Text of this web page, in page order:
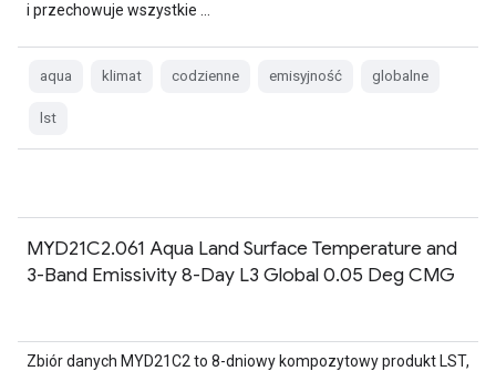
i przechowuje wszystkie …
aqua klimat codzienne emisyjność globalne
lst
MYD21C2.061 Aqua Land Surface Temperature and
3-Band Emissivity 8-Day L3 Global 0.05 Deg CMG
Zbiór danych MYD21C2 to 8-dniowy kompozytowy produkt LST,